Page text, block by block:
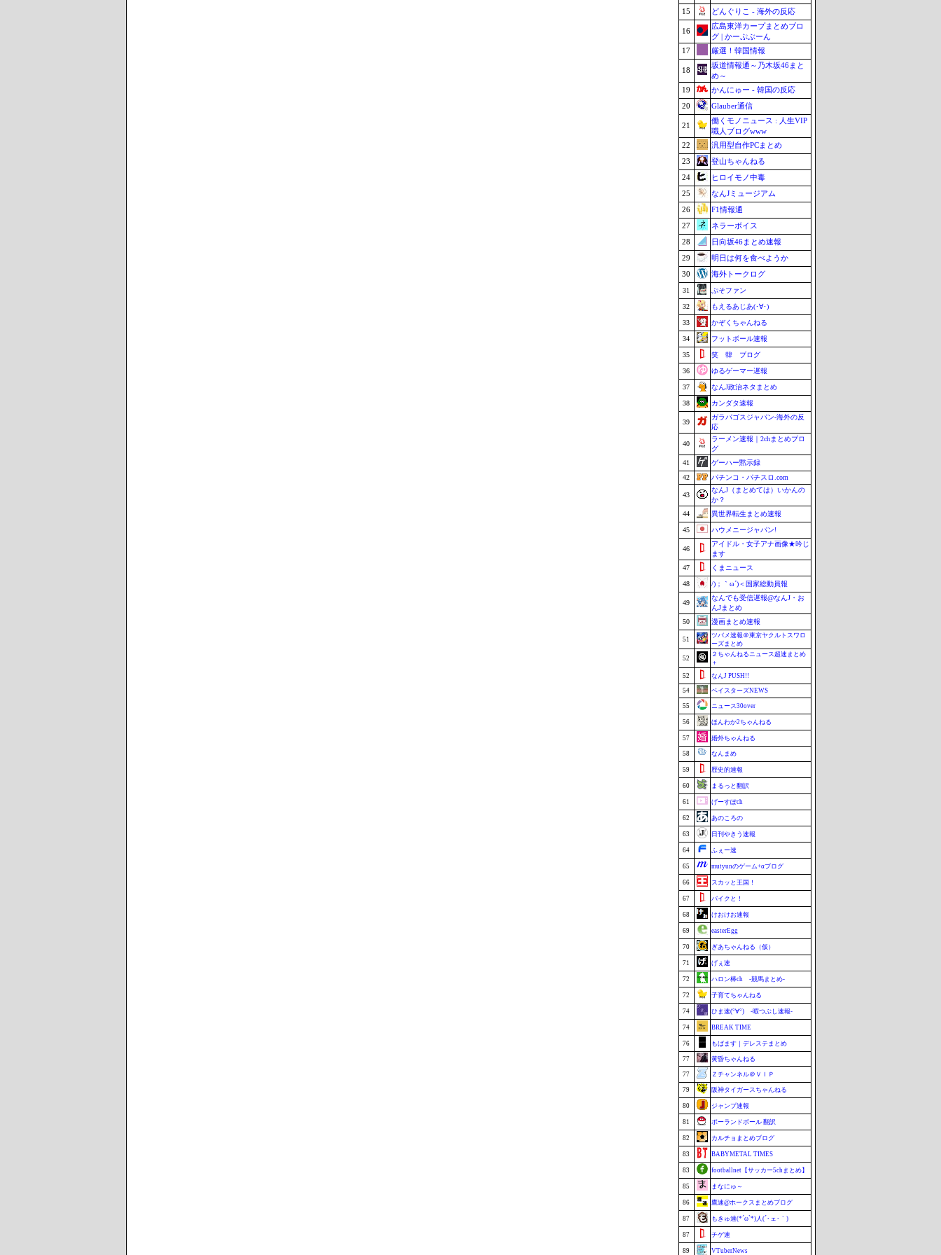
15
どんぐりこ - 海外の反応
16
広島東洋カープまとめブロ
グ | かーぷぶーん
17
厳選！韓国情報
18
坂道情報通～乃木坂46まと
め～
19
かんにゅー - 韓国の反応
20
Glauber通信
21
働くモノニュース : 人生VIP
職人ブログwww
22
汎用型自作PCまとめ
23
登山ちゃんねる
24
ヒロイモノ中毒
25
なんJミュージアム
26
F1情報通
27
ネラーボイス
28
日向坂46まとめ速報
29
明日は何を食べようか
30
海外トークログ
31 ぷそファン
32 もえるあじあ(･∀･)
33 かぞくちゃんねる
34 フットボール速報
35 笑 韓 ブログ
36 ゆるゲーマー遅報
37 なんJ政治ネタまとめ
38 カンダタ速報
39
ガラパゴスジャパン-海外の反
応
40
ラーメン速報｜2chまとめブロ
グ
41
ゲーハー黙示録
42
パチンコ・パチスロ.com
43
なんJ（まとめては）いかんの
か？
44
異世界転生まとめ速報
45 ハウメニージャパン!
46
アイドル・女子アナ画像★吟じ
ます
47
くまニュース
48 /)；｀ω´)＜国家総動員報
49
なんでも受信遅報@なんJ・お
んJまとめ
50
漫画まとめ速報
51
ツバメ速報＠東京ヤクルトスワロ
ーズまとめ
52
２ちゃんねるニュース超速まとめ
＋
52
なんJ PUSH!!
54 ベイスターズNEWS
55 ニュース30over
56 ほんわか2ちゃんねる
57 婚外ちゃんねる
58 なんまめ
59 歴史的速報
60 まるっと翻訳
61 げーすぽch
62 あのころの
63 日刊やきう速報
64 ふぇー速
65 mutyunのゲーム+αブログ
66 スカッと王国！
67 バイクと！
68 けおけお速報
69 easterEgg
70 ぎあちゃんねる（仮）
71 げぇ速
72 ハロン棒ch -競馬まとめ-
72 子育てちゃんねる
74 ひま速(°∀°) -暇つぶし速報-
74 BREAK TIME
76 もばます｜デレステまとめ
77 黄昏ちゃんねる
77 Ｚチャンネル＠ＶＩＰ
79 阪神タイガースちゃんねる
80 ジャンプ速報
81 ポーランドボール 翻訳
82 カルチョまとめブログ
83 BABYMETAL TIMES
83 footballnet【サッカー5chまとめ】
85 まなにゅ～
86 鷹速@ホークスまとめブログ
87 もきゅ速(*´ω`*)人(´･ェ･｀)
87 チゲ速
89 VTuberNews